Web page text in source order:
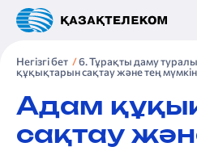
Негізгі бет 6. Тұрақты даму туралы
құқықтарын сақтау және тең
Адам
сақтау